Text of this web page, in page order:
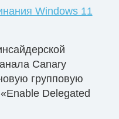
Windows 11
Canary
групповую
Delegated